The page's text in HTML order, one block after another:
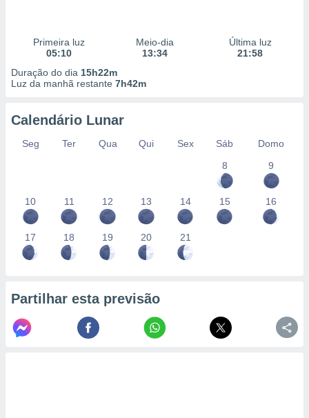
fontes,
e melhorar
dados
estudos
Primeira luz
05:10
Meio-dia
13:34
Última luz
21:58
Duração do dia 15h22m
Luz da manhã restante 7h42m
Calendário Lunar
Seg Ter Qua Qui Sex Sáb
Domo
8
9
10 11 12 13 14 15 16
17 18 19 20 21
Partilhar esta previsão